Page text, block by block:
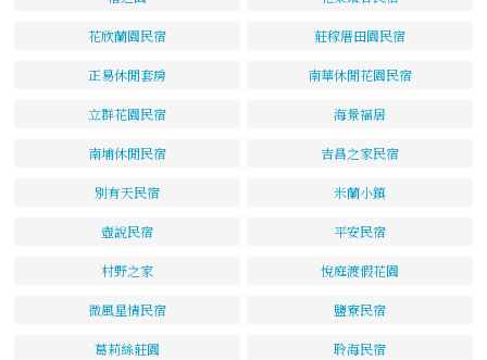
花欣蘭園民宿 莊稼厝田園民宿
正易休閒套房 南華休閒花園民宿
立群花園民宿 海景福居
南埔休閒民宿 吉昌之家民宿
別有天民宿 米蘭小鎮
壺說民宿 平安民宿
村野之家 悅庭渡假花園
微風星情民宿 鹽寮民宿
葛莉絲莊園 聆海民宿